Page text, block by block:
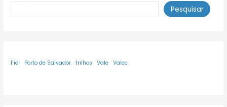
Pesquisar
Fiol Porto de Salvador trilhos Vale Valec